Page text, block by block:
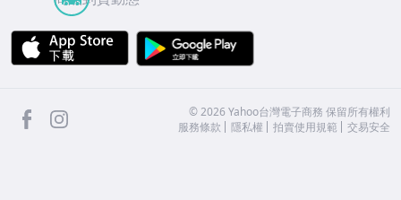
APP Store
facebook ©2026 Yahoo台灣電子商務 保留所有權利
服務條款
隱私權 拍賣使用規範 交易安全